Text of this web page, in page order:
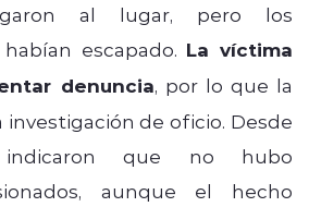
al lugar, pero los
escapado. La víctima
denuncia, por lo que la
investigación de oficio. Desde
que no hubo
aunque el hecho